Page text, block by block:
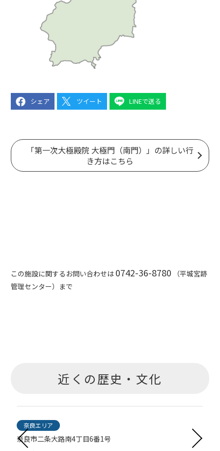
シェア ツイート LINEで送る
「第一次大極殿院 大極門（南門）」の詳しい行
き方はこちら
この施設に関するお問い合わせは 0742-36-8780 （平城宮跡
管理センター）まで
近くの歴史・文化
奈良エリア
奈良市二条大路南4丁目6番1号